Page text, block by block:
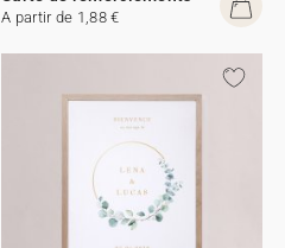
A partir de 1,88 €